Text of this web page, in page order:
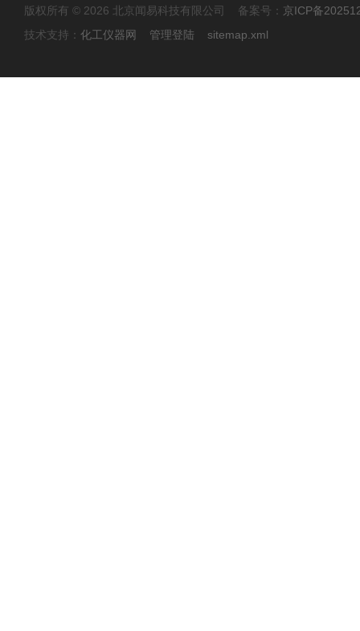
版权所有 © 2026 北京闻易科技有限公司 备案号： 京ICP备
技术支持： 化工仪器网 管理登陆 sitemap.xml